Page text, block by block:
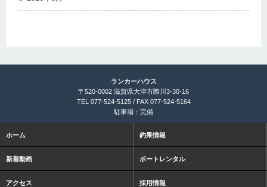
ランカーハウス
〒520-0002 滋賀県大津市際川3-30-16
TEL 077-524-5125 / FAX 077-524-5164
駐車場：完備
ホーム 釣果情報
新着動画 ボートレンタル
アクセス 採用情報